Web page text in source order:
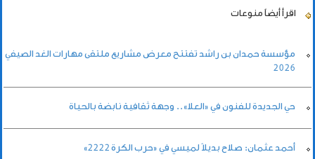
اقرأ أيضاً منوعات
مؤسسة حمدان بن راشد تفتتح معرض مشاريع ملتقى مهارات الغد الصيفي
2026
حي الجديدة للفنون في «العلا».. وجهة ثقافية نابضة بالحياة
أحمد عثمان: صلاح بديلاً لميسي في «حرب الكرة 2222»